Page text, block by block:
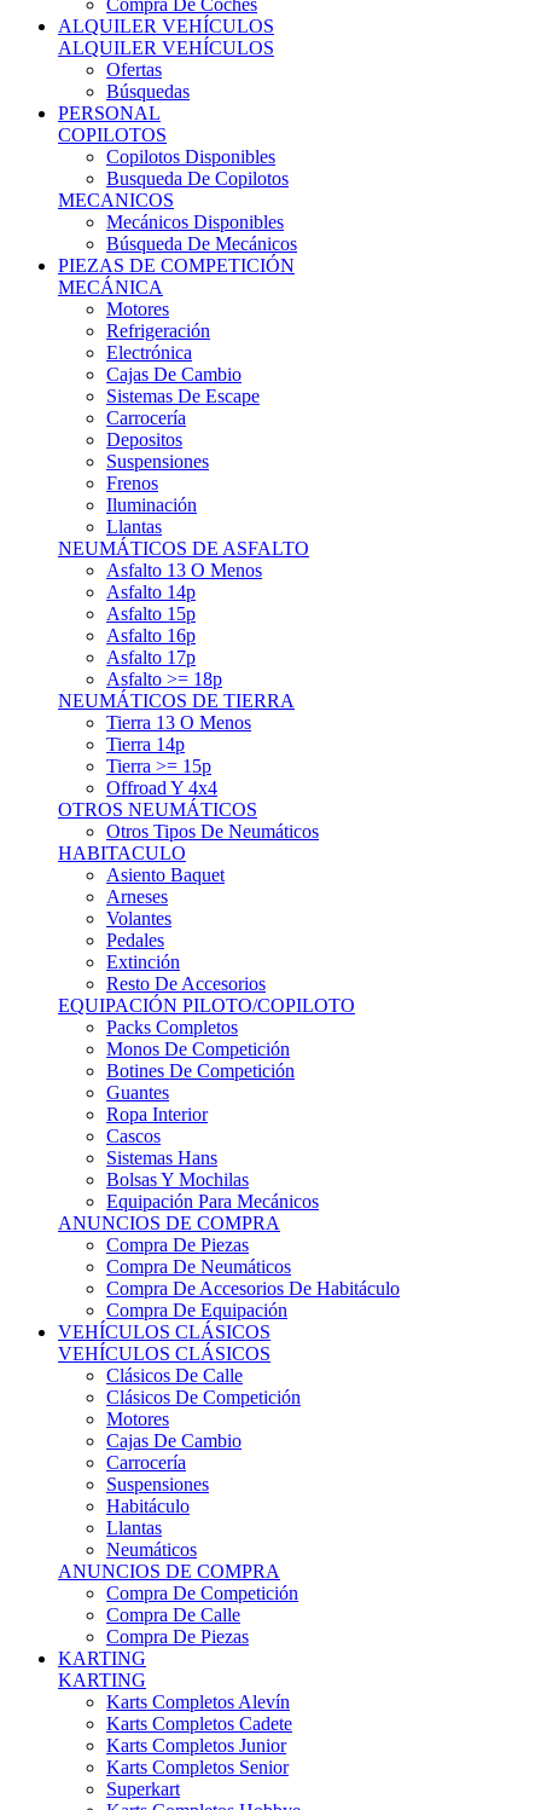
ALQUILER VEHÍCULOS
Ofertas
Búsquedas
PERSONAL
COPILOTOS
Copilotos Disponibles
Busqueda De Copilotos
MECANICOS
Mecánicos Disponibles
Búsqueda De Mecánicos
PIEZAS DE COMPETICIÓN
MECÁNICA
Motores
Refrigeración
Electrónica
Cajas De Cambio
Sistemas De Escape
Carrocería
Depositos
Suspensiones
Frenos
Iluminación
Llantas
NEUMÁTICOS DE ASFALTO
Asfalto 13 O Menos
Asfalto 14p
Asfalto 15p
Asfalto 16p
Asfalto 17p
Asfalto >= 18p
NEUMÁTICOS DE TIERRA
Tierra 13 O Menos
Tierra 14p
Tierra >= 15p
Offroad Y 4x4
OTROS NEUMÁTICOS
Otros Tipos De Neumáticos
HABITACULO
Asiento Baquet
Arneses
Volantes
Pedales
Extinción
Resto De Accesorios
EQUIPACIÓN PILOTO/COPILOTO
Packs Completos
Monos De Competición
Botines De Competición
Guantes
Ropa Interior
Cascos
Sistemas Hans
Bolsas Y Mochilas
Equipación Para Mecánicos
ANUNCIOS DE COMPRA
Compra De Piezas
Compra De Neumáticos
Compra De Accesorios De Habitáculo
Compra De Equipación
VEHÍCULOS CLÁSICOS
VEHÍCULOS CLÁSICOS
Clásicos De Calle
Clásicos De Competición
Motores
Cajas De Cambio
Carrocería
Suspensiones
Habitáculo
Llantas
Neumáticos
ANUNCIOS DE COMPRA
Compra De Competición
Compra De Calle
Compra De Piezas
KARTING
KARTING
Karts Completos Alevín
Karts Completos Cadete
Karts Completos Junior
Karts Completos Senior
Superkart
Karts Completos Hobbye
Remolques